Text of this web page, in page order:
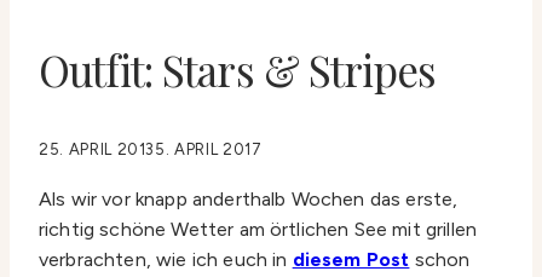
Outfit: Stars & Stripes
25. APRIL 2013 5. APRIL 2017
Als wir vor knapp anderthalb Wochen das erste,
richtig schöne Wetter am örtlichen See mit grillen
verbrachten, wie ich euch in diesem Post schon